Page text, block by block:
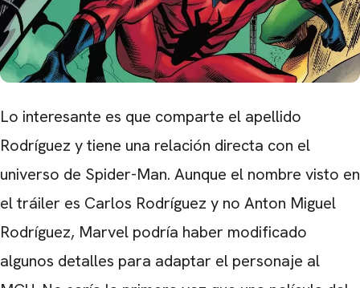
Lo interesante es que comparte el apellido
Rodríguez y tiene una relación directa con el
universo de Spider-Man. Aunque el nombre visto en
el tráiler es Carlos Rodríguez y no Anton Miguel
Rodríguez, Marvel podría haber modificado
algunos detalles para adaptar el personaje al